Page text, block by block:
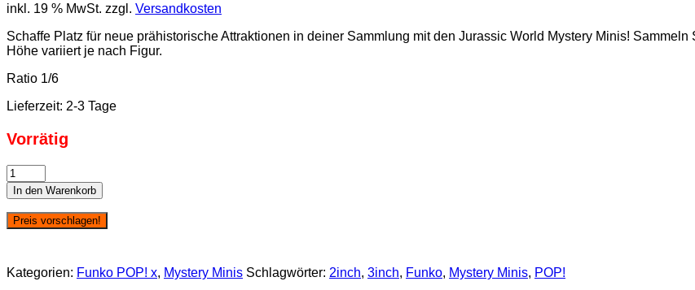
inkl. 19 % MwSt. zzgl. Versandkosten
Schaffe Platz für neue prähistorische Attraktionen in deiner Sammlung mit den Jurassic World Mystery Minis!
Höhe variiert je nach Figur.
Ratio 1/6
Lieferzeit: 2-3 Tage
Vorrätig
Funko
Mystery
Minis:
Jurassic
World
(blau)
In den Warenkorb
Preis vorschlagen!
Kategorien: Funko POP! x, Mystery Minis Schlagwörter: 2inch, 3inch, Funko, Mystery Minis, POP!